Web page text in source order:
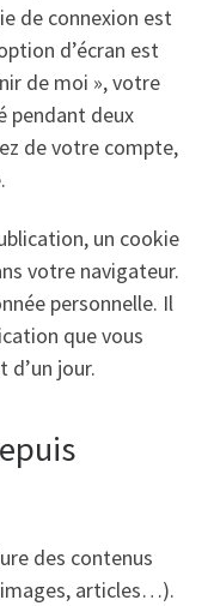
de connexion est
d’écran est
de moi », votre
pendant deux
de votre compte,
un cookie
votre navigateur.
personnelle. Il
que vous
d’un jour.
des contenus
articles…).